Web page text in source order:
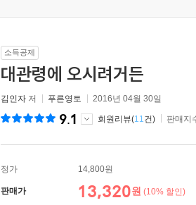
소득공제
대관령에 오시려거든
김인자 저 푸른영토 2016년 04월 30일
9.1 회원리뷰(11건) 판매지
정가 14,800원
판매가 13,320원 (10% 할인)